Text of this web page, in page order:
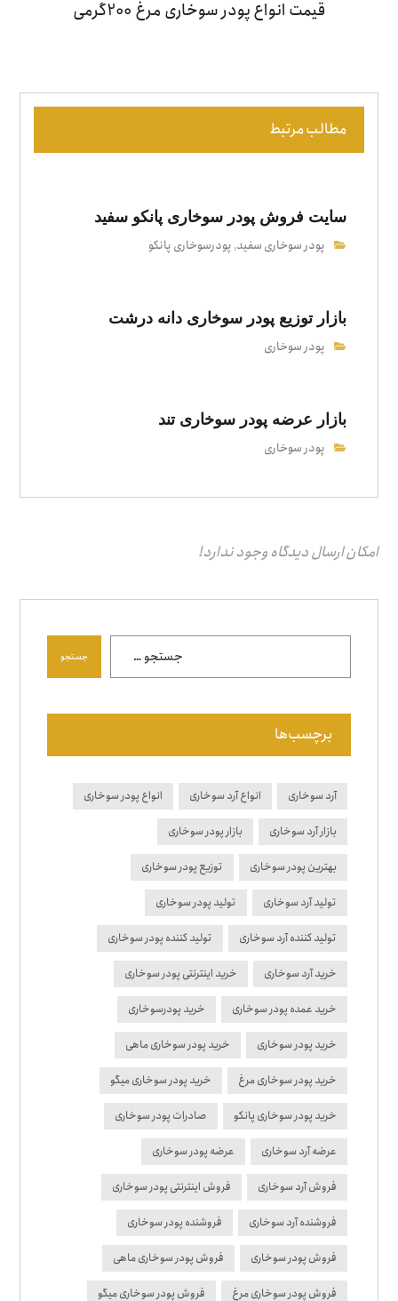
قیمت انواع پودر سوخاری مرغ 200گرمی
مطالب مرتبط
سایت فروش پودر سوخاری پانکو سفید
پودر سوخاری سفید,پودرسوخاری پانکو
بازار توزیع پودر سوخاری دانه درشت
پودر سوخاری
بازار عرضه پودر سوخاری تند
پودر سوخاری
امکان ارسال دیدگاه وجود ندارد!
جستجو
برچسب‌ها
آرد سوخاری انواع آرد سوخاری انواع پودر سوخاری
بازار آرد سوخاری بازار پودر سوخاری
بهترین پودر سوخاری توزیع پودر سوخاری
تولید آرد سوخاری تولید پودر سوخاری
تولید کننده آرد سوخاری تولید کننده پودر سوخاری
خرید آرد سوخاری خرید اینترنتی پودر سوخاری
خرید عمده پودر سوخاری خرید پودرسوخاری
خرید پودر سوخاری خرید پودر سوخاری ماهی
خرید پودر سوخاری مرغ خرید پودر سوخاری میگو
خرید پودر سوخاری پانکو صادرات پودر سوخاری
عرضه آرد سوخاری عرضه پودر سوخاری
فروش آرد سوخاری فروش اینترنتی پودر سوخاری
فروشنده آرد سوخاری فروشنده پودر سوخاری
فروش پودر سوخاری فروش پودر سوخاری ماهی
فروش پودر سوخاری مرغ فروش پودر سوخاری میگو